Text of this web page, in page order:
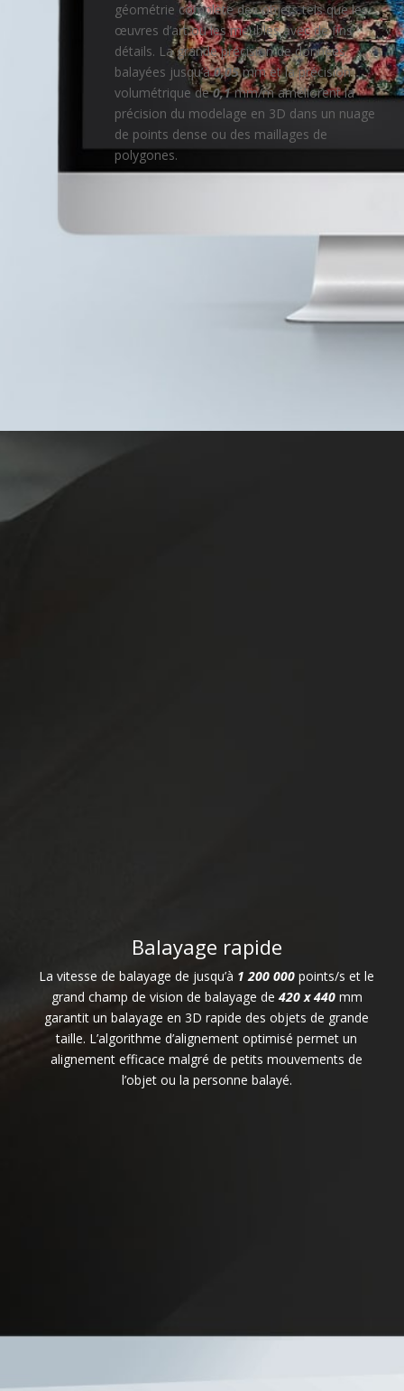
géométrie complète des objets tels que les
œuvres d’art ou les meubles avec de fins
détails. La grande précision de données
balayées jusqu’à 0,05 mm et la précision
volumétrique de 0,1 mm/m améliorent la
précision du modelage en 3D dans un nuage
de points dense ou des maillages de
polygones.
Balayage rapide
La vitesse de balayage de jusqu’à 1 200 000 points/s et le
grand champ de vision de balayage de 420 x 440 mm
garantit un balayage en 3D rapide des objets de grande
taille. L’algorithme d’alignement optimisé permet un
alignement efficace malgré de petits mouvements de
l’objet ou la personne balayé.